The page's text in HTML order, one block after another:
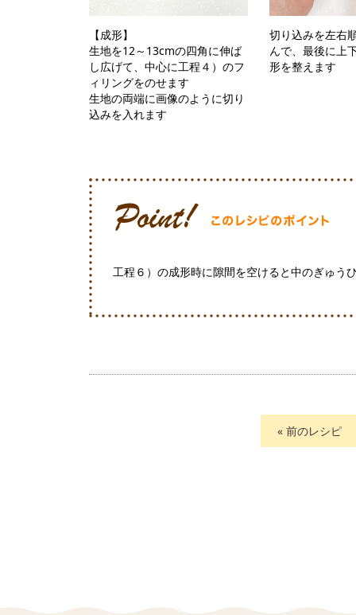
【成形】
生地を12～13cmの四角に伸ば
し広げて、中心に工程４）のフ
ィリングをのせます
生地の両端に画像のように切り
込みを入れます
切り込みを左右
んで、最後に上
形を整えます
工程６）の成形時に隙間を空けると中のぎゅ
« 前のレシピ